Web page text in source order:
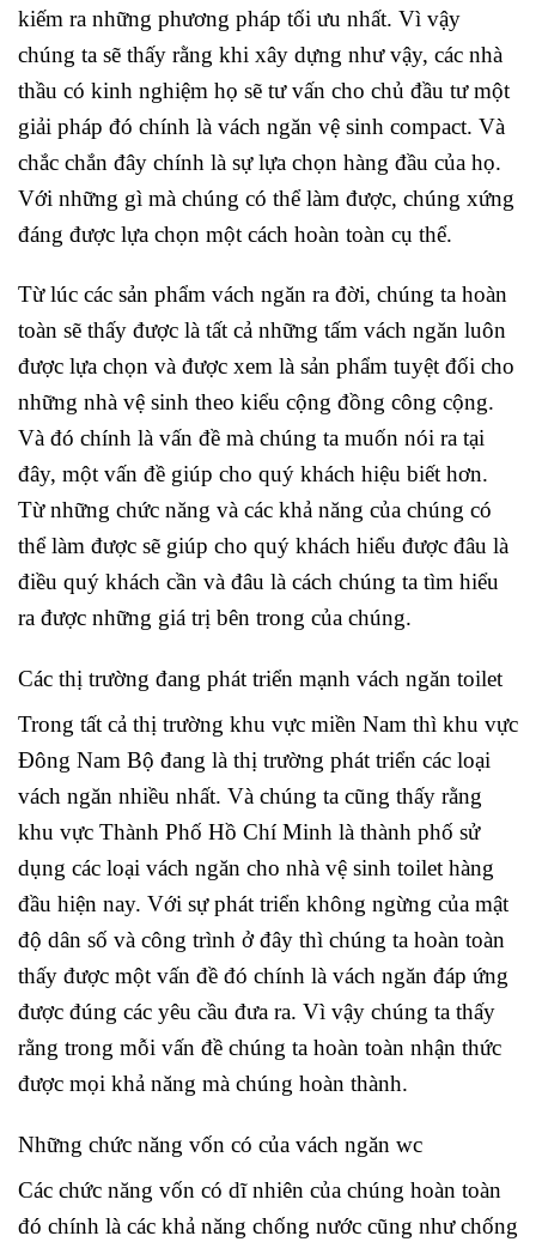
kiếm ra những phương pháp tối ưu nhất. Vì vậy
chúng ta sẽ thấy rằng khi xây dựng như vậy, các nhà
thầu có kinh nghiệm họ sẽ tư vấn cho chủ đầu tư một
giải pháp đó chính là vách ngăn vệ sinh compact. Và
chắc chắn đây chính là sự lựa chọn hàng đầu của họ.
Với những gì mà chúng có thể làm được, chúng xứng
đáng được lựa chọn một cách hoàn toàn cụ thể.
Từ lúc các sản phẩm vách ngăn ra đời, chúng ta hoàn
toàn sẽ thấy được là tất cả những tấm vách ngăn luôn
được lựa chọn và được xem là sản phẩm tuyệt đối cho
những nhà vệ sinh theo kiểu cộng đồng công cộng.
Và đó chính là vấn đề mà chúng ta muốn nói ra tại
đây, một vấn đề giúp cho quý khách hiệu biết hơn.
Từ những chức năng và các khả năng của chúng có
thể làm được sẽ giúp cho quý khách hiểu được đâu là
điều quý khách cần và đâu là cách chúng ta tìm hiểu
ra được những giá trị bên trong của chúng.
Các thị trường đang phát triển mạnh vách ngăn toilet
Trong tất cả thị trường khu vực miền Nam thì khu vực
Đông Nam Bộ đang là thị trường phát triển các loại
vách ngăn nhiều nhất. Và chúng ta cũng thấy rằng
khu vực Thành Phố Hồ Chí Minh là thành phố sử
dụng các loại vách ngăn cho nhà vệ sinh toilet hàng
đầu hiện nay. Với sự phát triển không ngừng của mật
độ dân số và công trình ở đây thì chúng ta hoàn toàn
thấy được một vấn đề đó chính là vách ngăn đáp ứng
được đúng các yêu cầu đưa ra. Vì vậy chúng ta thấy
rằng trong mỗi vấn đề chúng ta hoàn toàn nhận thức
được mọi khả năng mà chúng hoàn thành.
Những chức năng vốn có của vách ngăn wc
Các chức năng vốn có dĩ nhiên của chúng hoàn toàn
đó chính là các khả năng chống nước cũng như chống